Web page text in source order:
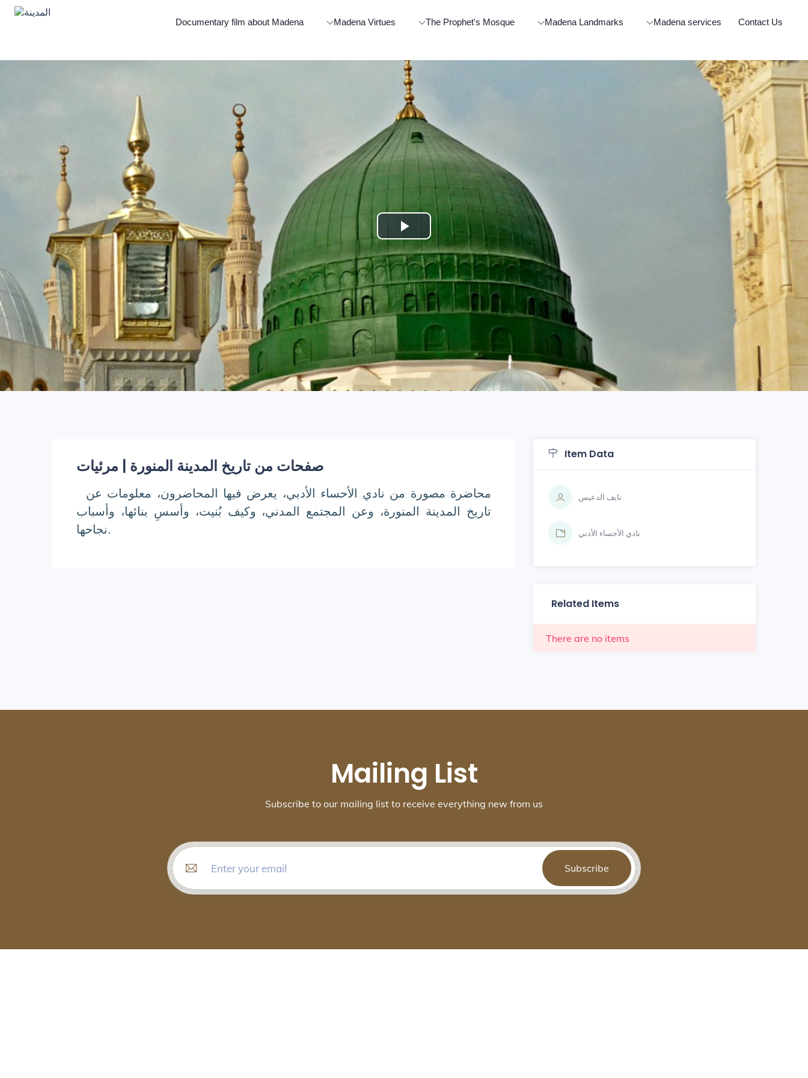
Documentary film about Madena Madena Virtues The Prophet's Mosque Madena Landmarks Madena services Contact Us
Play
Video
صفحات من تاريخ المدينة المنورة | مرئيات
محاضرة مصورة من نادي الأحساء الأدبي، يعرض فيها المحاضرون، معلومات عن
تاريخ المدينة المنورة، وعن المجتمع المدني، وكيف بُنيت، وأسسِ بنائها، وأسباب
نجاحها.
Item Data
نايف الدعيس
نادي الأحساء الأدبي
Related Items
There are no items
Mailing List
Subscribe to our mailing list to receive everything new from us
Subscribe